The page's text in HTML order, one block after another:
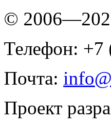
©
Телефон: +7
Почта:
Проект